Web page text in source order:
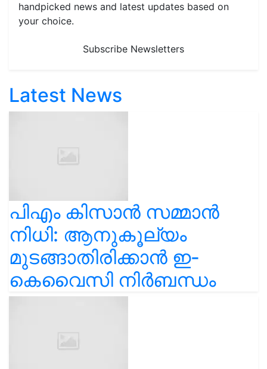
handpicked news and latest updates based on
your choice.
Subscribe Newsletters
Latest News
പിഎം കിസാൻ സമ്മാൻ
നിധി: ആനുകൂല്യം
മുടങ്ങാതിരിക്കാൻ ഇ-
കെവൈസി നിർബന്ധം